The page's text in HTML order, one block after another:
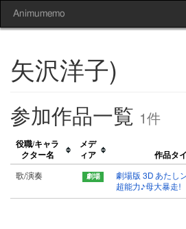
Animumemo
矢沢洋子)
参加作品一覧 1件
役職/キャラ
クター名
メデ
ィア
作品タ
歌/演奏
劇場版 3D あたし
超能力♪母大暴走!